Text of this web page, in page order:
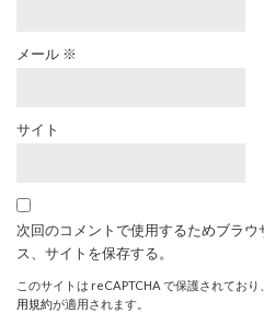
メール ※
サイト
次回のコメントで使用するためブラ
ス、サイトを保存する。
このサイトは reCAPTCHA で保護されてお
用規約が適用されます。